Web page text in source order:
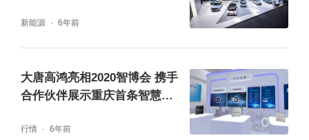
新能源 6年前
大唐高鸿亮相2020智博会 携手
合作伙伴展示重庆首条智慧高
行情 6年前